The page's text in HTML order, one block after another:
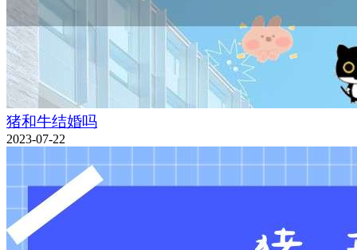
猪和牛结婚吗
2023-07-22